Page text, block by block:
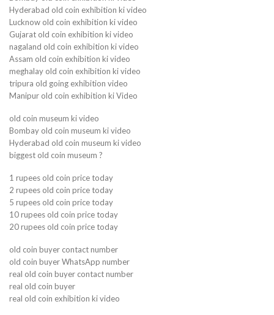
Hyderabad old coin exhibition ki video
Lucknow old coin exhibition ki video
Gujarat old coin exhibition ki video
nagaland old coin exhibition ki video
Assam old coin exhibition ki video
meghalay old coin exhibition ki video
tripura old going exhibition video
Manipur old coin exhibition ki Video
old coin museum ki video
Bombay old coin museum ki video
Hyderabad old coin museum ki video
biggest old coin museum ?
1 rupees old coin price today
2 rupees old coin price today
5 rupees old coin price today
10 rupees old coin price today
20 rupees old coin price today
old coin buyer contact number
old coin buyer WhatsApp number
real old coin buyer contact number
real old coin buyer
real old coin exhibition ki video